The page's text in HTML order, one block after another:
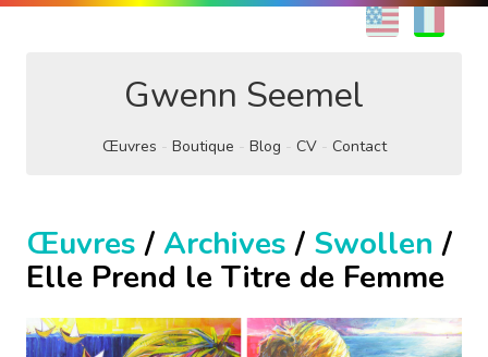
EN
Gwenn Seemel
Œuvres Boutique Blog CV Contact
Œuvres / Archives / Swollen /
Elle Prend le Titre de Femme